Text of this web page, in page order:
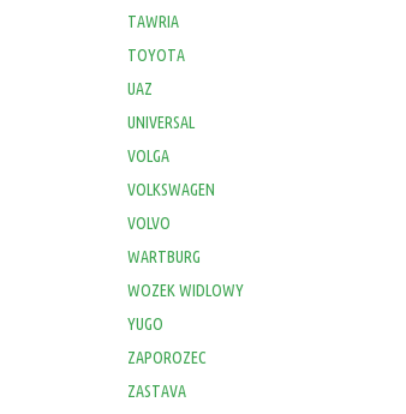
TAWRIA
TOYOTA
UAZ
UNIVERSAL
VOLGA
VOLKSWAGEN
VOLVO
WARTBURG
WOZEK WIDLOWY
YUGO
ZAPOROZEC
ZASTAVA